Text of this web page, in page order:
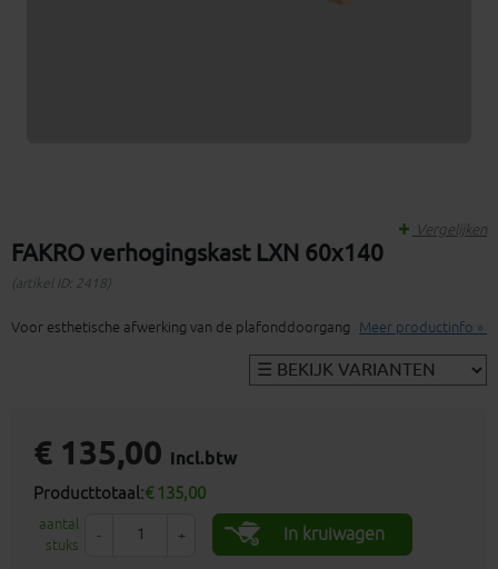
FAKRO verhogingskast LXN 60x140
(artikel ID: 2418)
Vergelijken
Voor esthetische afwerking van de plafonddoorgang Meer productinfo »
€ 135,00 incl.btw
Producttotaal:€ 135,00
aantal
stuks
- + In kruiwagen